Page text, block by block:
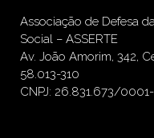
Associação de Defesa
Social – ASSERTE
Av. João Amorim, 342,
58.013-310
CNPJ: 26.831.673/